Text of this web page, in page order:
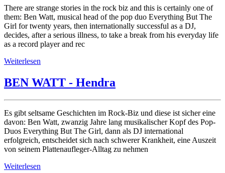
There are strange stories in the rock biz and this is certainly one of
them: Ben Watt, musical head of the pop duo Everything But The
Girl for twenty years, then internationally successful as a DJ,
decides, after a serious illness, to take a break from his everyday life
as a record player and rec
Weiterlesen
BEN WATT - Hendra
Es gibt seltsame Geschichten im Rock-Biz und diese ist sicher eine
davon: Ben Watt, zwanzig Jahre lang musikalischer Kopf des Pop-
Duos Everything But The Girl, dann als DJ international
erfolgreich, entscheidet sich nach schwerer Krankheit, eine Auszeit
von seinem Plattenaufleger-Alltag zu nehmen
Weiterlesen